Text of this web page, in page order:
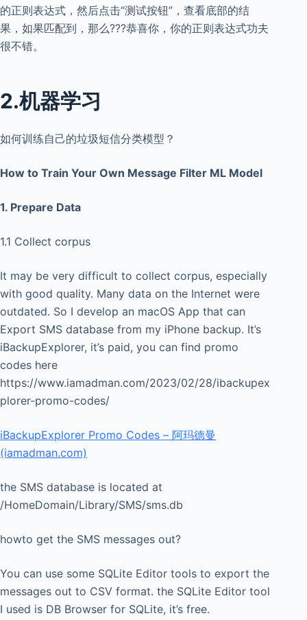
的正则表达式，然后点击“测试按钮”，查看底部的结
果，如果匹配到，那么???恭喜你，你的正则表达式功夫
很不错。
2.机器学习
如何训练自己的垃圾短信分类模型？
How to Train Your Own Message Filter ML Model
1. Prepare Data
1.1 Collect corpus
It may be very difficult to collect corpus, especially
with good quality. Many data on the Internet were
outdated. So I develop an macOS App that can
Export SMS database from my iPhone backup. It’s
iBackupExplorer, it’s paid, you can find promo
codes here
https://www.iamadman.com/2023/02/28/ibackupex
plorer-promo-codes/
iBackupExplorer Promo Codes – 阿玛德曼
(iamadman.com)
the SMS database is located at
/HomeDomain/Library/SMS/sms.db
howto get the SMS messages out?
You can use some SQLite Editor tools to export the
messages out to CSV format. the SQLite Editor tool
I used is DB Browser for SQLite, it’s free.